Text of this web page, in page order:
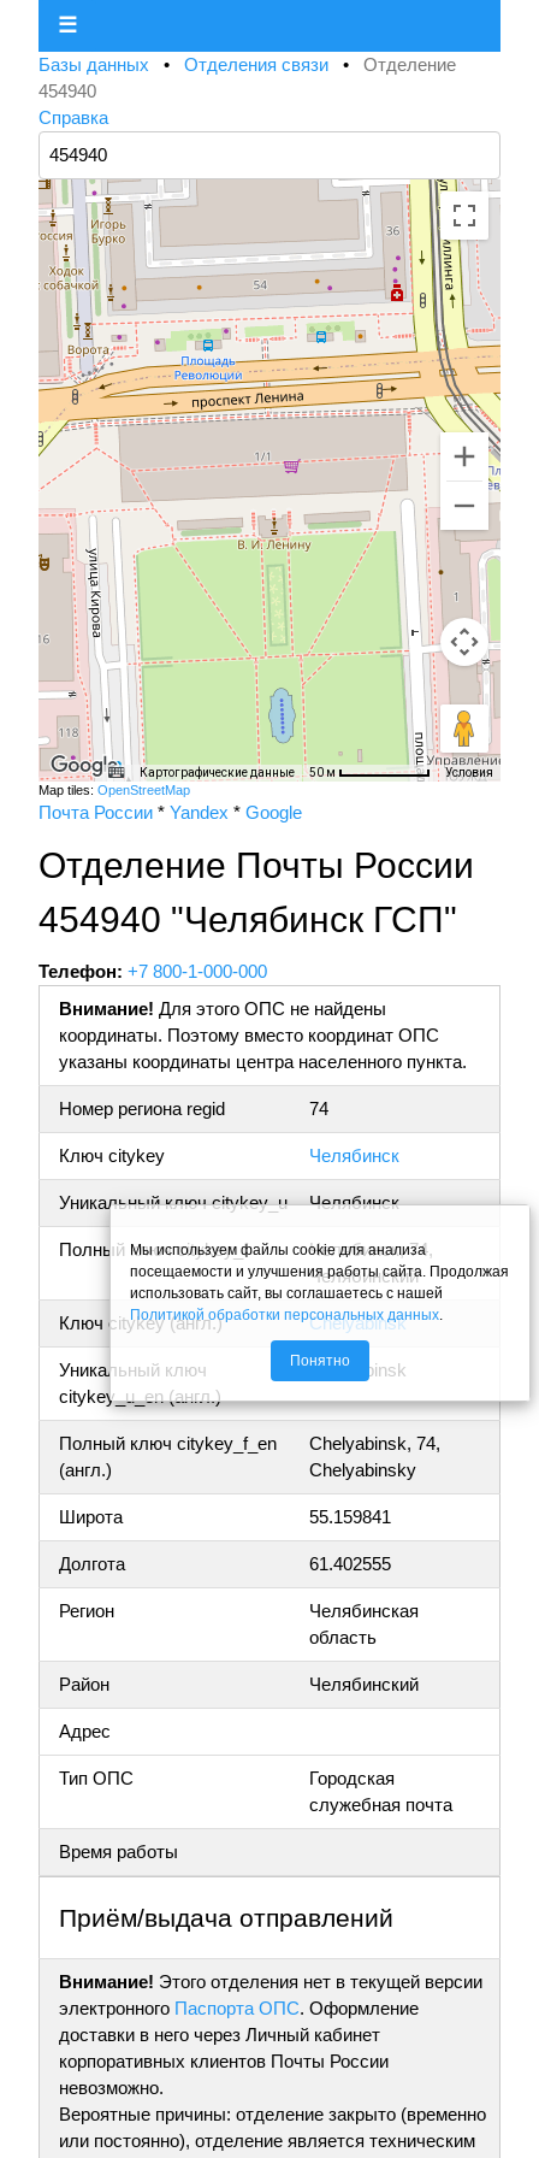
☰
Базы данных • Отделения связи • Отделение
454940
Справка
Картографические данные 50 м Условия
Map tiles: OpenStreetMap
Почта России * Yandex * Google
Отделение Почты России
454940 "Челябинск ГСП"
Телефон: +7 800-1-000-000
Внимание! Для этого ОПС не найдены
координаты. Поэтому вместо координат ОПС
указаны координаты центра населенного пункта.
Номер региона regid 74
Ключ citykey Челябинск
Уникальный ключ citykey_u Челябинск
Полный ключ citykey_f
Челябинск, 74,
Челябинский
Ключ citykey (англ.) Chelyabinsk
Уникальный ключ
citykey_u_en (англ.)
Chelyabinsk
Полный ключ citykey_f_en
(англ.)
Chelyabinsk, 74,
Chelyabinsky
Широта 55.159841
Долгота 61.402555
Регион
Челябинская
область
Район Челябинский
Адрес
Тип ОПС
Городская
служебная почта
Время работы
Приём/выдача отправлений
Внимание! Этого отделения нет в текущей версии
электронного Паспорта ОПС. Оформление
доставки в него через Личный кабинет
корпоративных клиентов Почты России
невозможно.
Вероятные причины: отделение закрыто (временно
или постоянно), отделение является техническим
Мы используем файлы cookie для анализа
посещаемости и улучшения работы сайта. Продолжая
использовать сайт, вы соглашаетесь с нашей
Политикой обработки персональных данных
Понятно